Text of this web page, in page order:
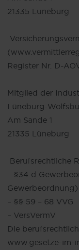
21335 Lüneburg
Register Nr. D-
Mitglied der
Lüneburg-
Am Sande 1
21335 Lüneburg
Berufsrechtliche
– §34 d
Gewerbeordnung)
– §§ 59 – 68 VVG
– VersVermV
Die
www.gesetze-im-